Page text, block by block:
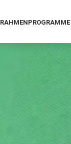
RAHMENPROGRAMME